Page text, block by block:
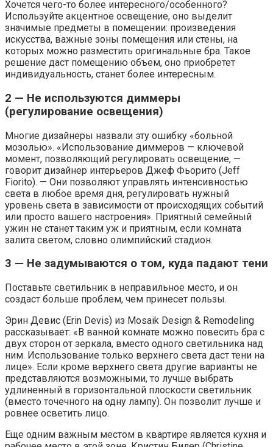
Хочется чего-то более интересного/особенного?
Используйте акцентное освещение, оно выделит
значимые предметы в помещении: произведения
искусства, важные зоны помещения или стены, на
которых можно разместить оригинальные бра. Такое
решение даст помещению объем, оно приобретет
индивидуальность, станет более интересным.
2 — Не используются диммеры
(регулирование освещения)
Многие дизайнеры назвали эту ошибку «больной
мозолью». «Использование диммеров — ключевой
момент, позволяющий регулировать освещение, —
говорит дизайнер интерьеров Джеф Фьорито (Jeff
Fiorito). — Они позволяют управлять интенсивностью
света в любое время дня, регулировать нужный
уровень света в зависимости от происходящих событий
или просто вашего настроения». Приятный семейный
ужин не станет таким уж и приятным, если комната
залита светом, словно олимпийский стадион.
3 — Не задумываются о том, куда падают тени
Поставьте светильник в неправильное место, и он
создаст больше проблем, чем принесет пользы.
Эрин Девис (Erin Devis) из Mosaik Design & Remodeling
рассказывает: «В ванной комнате можно повесить бра с
двух сторон от зеркала, вместо одного светильника над
ним. Использование только верхнего света даст тени на
лице». Если кроме верхнего света другие варианты не
представляются возможными, то лучше выбрать
удлиненный в горизонтальной плоскости светильник
(вместо точечного на одну лампу). Он позволит лучше и
ровнее осветить лицо.
Еще одним важным местом в квартире является кухня и